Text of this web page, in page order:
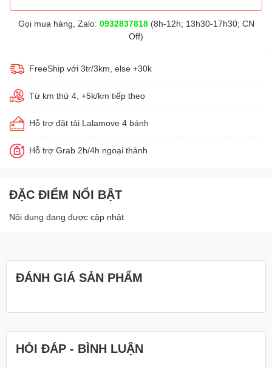
Gọi mua hàng, Zalo: 0932837818(8h-12h; 13h30-17h30; CN
Off)
FreeShip với 3tr/3km, else +30k
Từ km thứ 4, +5k/km tiếp theo
Hỗ trợ đặt tải Lalamove 4 bánh
Hỗ trợ Grab 2h/4h ngoại thành
ĐẶC ĐIỂM NỔI BẬT
Nội dung đang được cập nhật
ĐÁNH GIÁ SẢN PHẨM
HỎI ĐÁP - BÌNH LUẬN